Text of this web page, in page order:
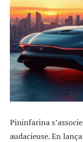
Pininfarina
audacieuse. En